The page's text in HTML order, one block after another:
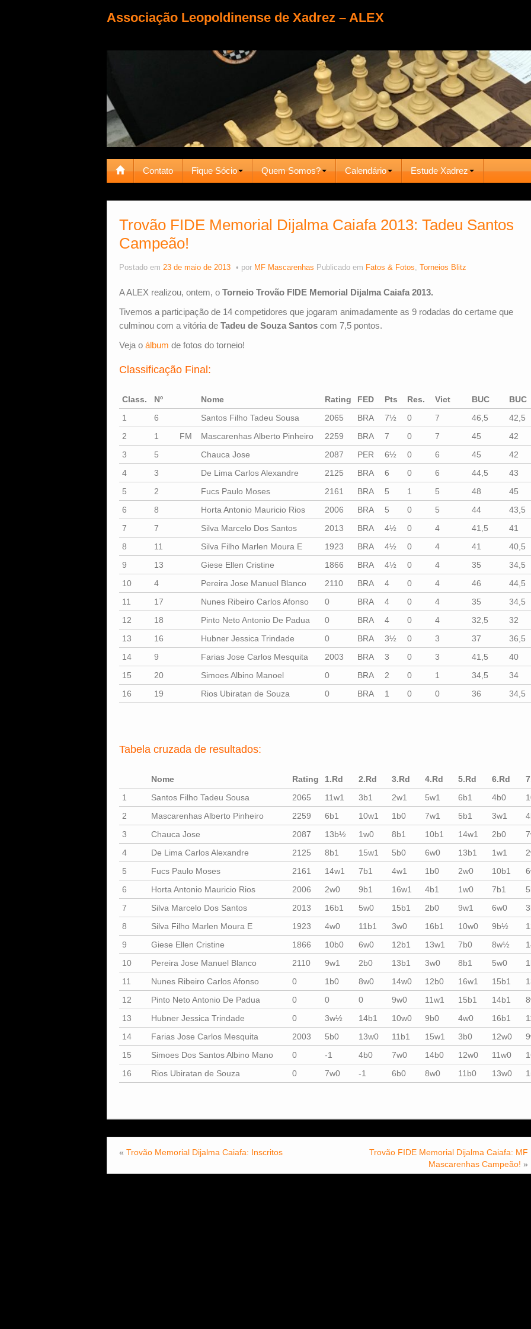
Associação Leopoldinense de Xadrez – ALEX
Contato Fique Sócio Quem Somos? Calendário Estude Xadrez
Trovão FIDE Memorial Dijalma Caiafa 2013: Tadeu Santos
Campeão!
Postado em 23 de maio de 2013 por MF Mascarenhas Publicado em Fatos & Fotos, Torneios Blitz
A ALEX realizou, ontem, o Torneio Trovão FIDE Memorial Dijalma Caiafa 2013.
Tivemos a participação de 14 competidores que jogaram animadamente as 9 rodadas do certame que
culminou com a vitória de Tadeu de Souza Santos com 7,5 pontos.
Veja o álbum de fotos do torneio!
Classificação Final:
Class. Nº Nome Rating FED Pts Res. Vict BUC BUC
1
6 Santos Filho Tadeu Sousa 2065 BRA 7½ 0 7 46,5 42,5
2
1 FM Mascarenhas Alberto Pinheiro 2259 BRA 7 0 7 45 42
3
5 Chauca Jose 2087 PER 6½ 0 6 45 42
4
3 De Lima Carlos Alexandre 2125 BRA 6 0 6 44,5 43
5
2 Fucs Paulo Moses 2161 BRA 5 1 5 48 45
6
8 Horta Antonio Mauricio Rios 2006 BRA 5 0 5 44 43,5
7
7 Silva Marcelo Dos Santos 2013 BRA 4½ 0 4 41,5 41
8
11 Silva Filho Marlen Moura E 1923 BRA 4½ 0 4 41 40,5
9
13 Giese Ellen Cristine 1866 BRA 4½ 0 4 35 34,5
10
4 Pereira Jose Manuel Blanco 2110 BRA 4 0 4 46 44,5
11
17 Nunes Ribeiro Carlos Afonso 0 BRA 4 0 4 35 34,5
12
18 Pinto Neto Antonio De Padua 0 BRA 4 0 4 32,5 32
13
16 Hubner Jessica Trindade 0 BRA 3½ 0 3 37 36,5
14
9 Farias Jose Carlos Mesquita 2003 BRA 3 0 3 41,5 40
15
20 Simoes Albino Manoel 0 BRA 2 0 1 34,5 34
16
19 Rios Ubiratan de Souza 0 BRA 1 0 0 36 34,5
Tabela cruzada de resultados:
Nome Rating 1.Rd 2.Rd 3.Rd 4.Rd 5.Rd 6.Rd
1
Santos Filho Tadeu Sousa 2065 11w1 3b1 2w1 5w1 6b1 4b0
2
Mascarenhas Alberto Pinheiro 2259 6b1 10w1 1b0 7w1 5b1 3w1
3
Chauca Jose 2087 13b½ 1w0 8b1 10b1 14w1 2b0
4
De Lima Carlos Alexandre 2125 8b1 15w1 5b0 6w0 13b1 1w1
5
Fucs Paulo Moses 2161 14w1 7b1 4w1 1b0 2w0 10b1
6
Horta Antonio Mauricio Rios 2006 2w0 9b1 16w1 4b1 1w0 7b1
7
Silva Marcelo Dos Santos 2013 16b1 5w0 15b1 2b0 9w1 6w0
8
Silva Filho Marlen Moura E 1923 4w0 11b1 3w0 16b1 10w0 9b½
9
Giese Ellen Cristine 1866 10b0 6w0 12b1 13w1 7b0 8w½
10
Pereira Jose Manuel Blanco 2110 9w1 2b0 13b1 3w0 8b1 5w0
11
Nunes Ribeiro Carlos Afonso 0 1b0 8w0 14w0 12b0 16w1 15b1
12
Pinto Neto Antonio De Padua 0 0 0 9w0 11w1 15b1 14b1
13
Hubner Jessica Trindade 0 3w½ 14b1 10w0 9b0 4w0 16b1
14
Farias Jose Carlos Mesquita 2003 5b0 13w0 11b1 15w1 3b0 12w0
15
Simoes Dos Santos Albino Mano 0 -1 4b0 7w0 14b0 12w0 11w0
16
Rios Ubiratan de Souza 0 7w0 -1 6b0 8w0 11b0 13w0
« Trovão Memorial Dijalma Caiafa: Inscritos
Trovão FIDE Memorial Dijalma Caiafa: MF
Mascarenhas Campeão! »